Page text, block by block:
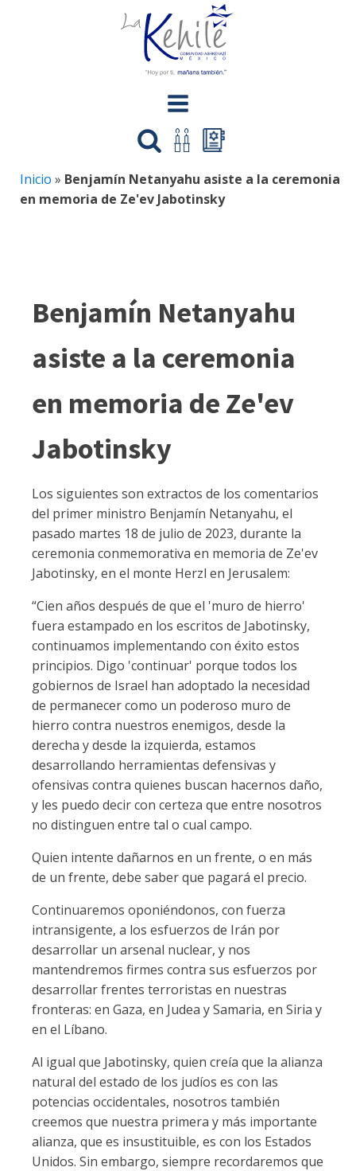
Inicio » Benjamín Netanyahu asiste a la ceremonia
en memoria de Ze'ev Jabotinsky
Benjamín Netanyahu
asiste a la ceremonia
en memoria de Ze'ev
Jabotinsky
Los siguientes son extractos de los comentarios
del primer ministro Benjamín Netanyahu, el
pasado martes 18 de julio de 2023, durante la
ceremonia conmemorativa en memoria de Ze'ev
Jabotinsky, en el monte Herzl en Jerusalem:
“Cien años después de que el 'muro de hierro'
fuera estampado en los escritos de Jabotinsky,
continuamos implementando con éxito estos
principios. Digo 'continuar' porque todos los
gobiernos de Israel han adoptado la necesidad
de permanecer como un poderoso muro de
hierro contra nuestros enemigos, desde la
derecha y desde la izquierda, estamos
desarrollando herramientas defensivas y
ofensivas contra quienes buscan hacernos daño,
y les puedo decir con certeza que entre nosotros
no distinguen entre tal o cual campo.
Quien intente dañarnos en un frente, o en más
de un frente, debe saber que pagará el precio.
Continuaremos oponiéndonos, con fuerza
intransigente, a los esfuerzos de Irán por
desarrollar un arsenal nuclear, y nos
mantendremos firmes contra sus esfuerzos por
desarrollar frentes terroristas en nuestras
fronteras: en Gaza, en Judea y Samaria, en Siria y
en el Líbano.
Al igual que Jabotinsky, quien creía que la alianza
natural del estado de los judíos es con las
potencias occidentales, nosotros también
creemos que nuestra primera y más importante
alianza, que es insustituible, es con los Estados
Unidos. Sin embargo, siempre recordaremos que